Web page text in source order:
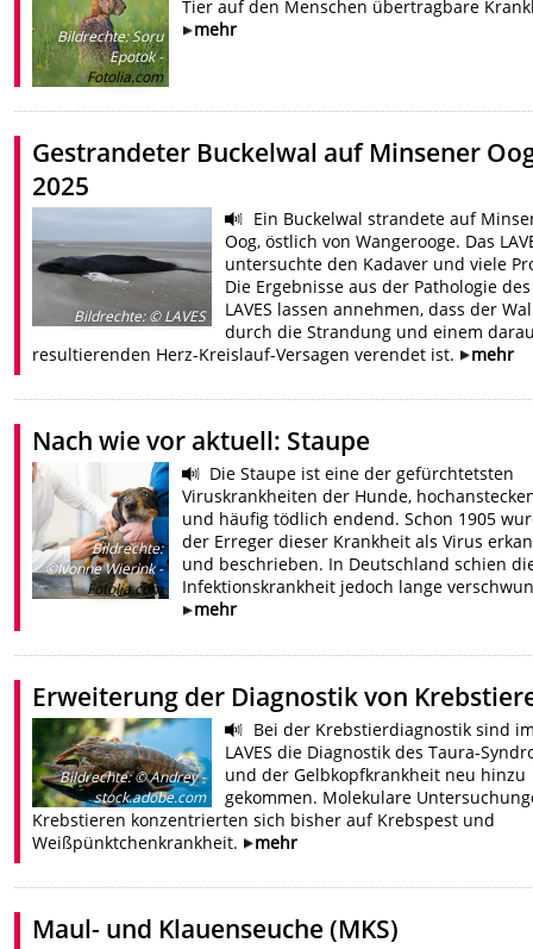
Bildrechte:Soru
Epotok -
Fotolia.com
Tier auf den Menschen übertragbare
mehr
Gestrandeter Buckelwal auf Minsener
2025
Bildrechte:© LAVES
Ein Buckelwal strandete auf
Oog, östlich von Wangerooge. Das
untersuchte den Kadaver und viele
Die Ergebnisse aus der Pathologie des
LAVES lassen annehmen, dass der Wal
durch die Strandung und einem
resultierenden Herz-Kreislauf-Versagen verendet ist.
mehr
Nach wie vor aktuell: Staupe
Bildrechte:
©Ivonne Wierink -
Fotolia.com
Die Staupe ist eine der gefürchtetsten
Viruskrankheiten der Hunde,
und häufig tödlich endend. Schon 1905
der Erreger dieser Krankheit als Virus
und beschrieben. In Deutschland schien
Infektionskrankheit jedoch lange
mehr
Erweiterung der Diagnostik von
Bildrechte:© Andrey -
stock.adobe.com
Bei der Krebstierdiagnostik sind
LAVES die Diagnostik des Taura-
und der Gelbkopfkrankheit neu hinzu
gekommen. Molekulare
Krebstieren konzentrierten sich bisher auf Krebspest und
Weißpünktchenkrankheit.
mehr
Maul- und Klauenseuche (MKS)